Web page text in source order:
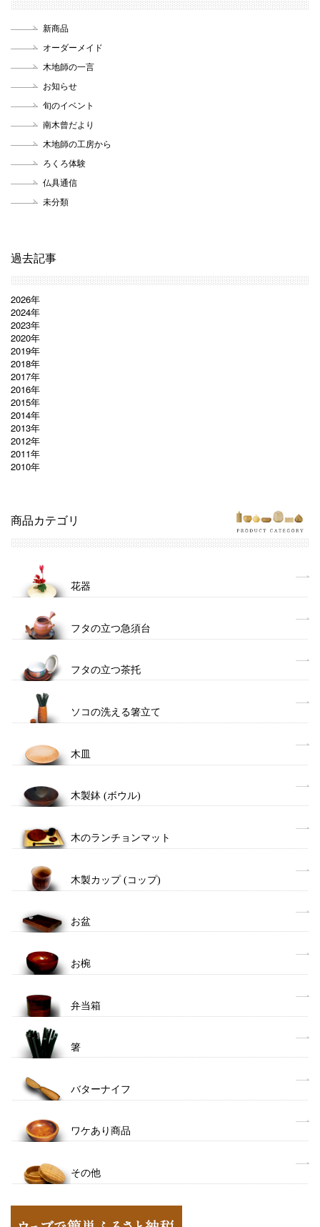
新商品
オーダーメイド
木地師の一言
お知らせ
旬のイベント
南木曾だより
木地師の工房から
ろくろ体験
仏具通信
未分類
過去記事
2026年
2024年
2023年
2020年
2019年
2018年
2017年
2016年
2015年
2014年
2013年
2012年
2011年
2010年
商品カテゴリ
花器
フタの立つ急須台
フタの立つ茶托
ソコの洗える箸立て
木皿
木製鉢 (ボウル)
木のランチョンマット
木製カップ (コップ)
お盆
お椀
弁当箱
箸
バターナイフ
ワケあり商品
その他